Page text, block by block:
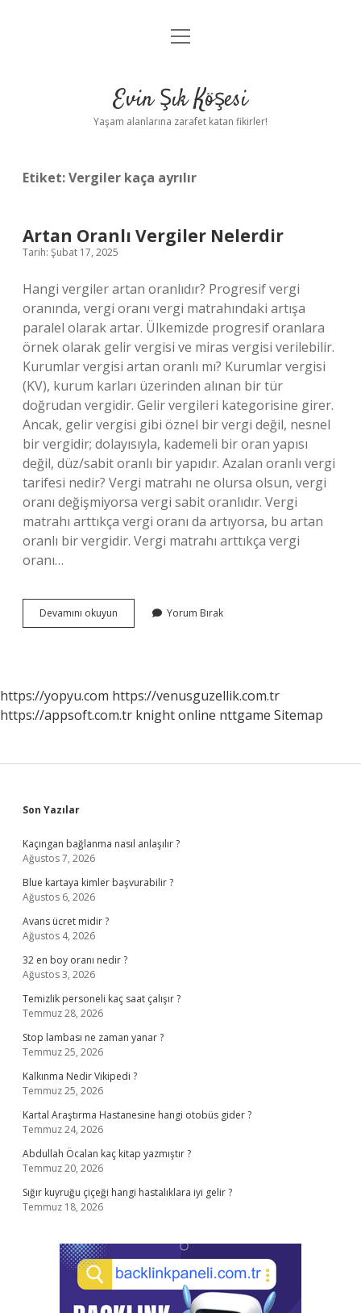
Anasayfa
Yasal Uyarı
menüyü
Evin Şık Köşesi
Yaşam alanlarına zarafet katan fikirler!
Etiket:Vergiler kaça ayrılır
Artan Oranlı Vergiler Nelerdir
Tarih: Şubat 17, 2025
Hangi vergiler artan oranlıdır? Progresif vergi
oranında, vergi oranı vergi matrahındaki artışa
paralel olarak artar. Ülkemizde progresif oranlara
örnek olarak gelir vergisi ve miras vergisi verilebilir.
Kurumlar vergisi artan oranlı mı? Kurumlar vergisi
(KV), kurum karları üzerinden alınan bir tür
doğrudan vergidir. Gelir vergileri kategorisine girer.
Ancak, gelir vergisi gibi öznel bir vergi değil, nesnel
bir vergidir; dolayısıyla, kademeli bir oran yapısı
değil, düz/sabit oranlı bir yapıdır. Azalan oranlı vergi
tarifesi nedir? Vergi matrahı ne olursa olsun, vergi
oranı değişmiyorsa vergi sabit oranlıdır. Vergi
matrahı arttıkça vergi oranı da artıyorsa, bu artan
oranlı bir vergidir. Vergi matrahı arttıkça vergi
oranı…
Devamını okuyun
Oranlı
Yorum Bırak
https://yopyu.com https://venusguzellik.com.tr
https://appsoft.com.tr knight online nttgame Sitemap
Sidebar
Son Yazılar
Kaçıngan bağlanma nasıl anlaşılır ?
Ağustos 7, 2026
Blue kartaya kimler başvurabilir ?
Ağustos 6, 2026
Avans ücret midir ?
Ağustos 4, 2026
32 en boy oranı nedir ?
Ağustos 3, 2026
Temizlik personeli kaç saat çalışır ?
Temmuz 28, 2026
Stop lambası ne zaman yanar ?
Temmuz 25, 2026
Kalkınma Nedir Vikipedi ?
Temmuz 25, 2026
Kartal Araştırma Hastanesine hangi otobüs gider ?
Temmuz 24, 2026
Abdullah Öcalan kaç kitap yazmıştır ?
Temmuz 20, 2026
Sığır kuyruğu çiçeği hangi hastalıklara iyi gelir ?
Temmuz 18, 2026